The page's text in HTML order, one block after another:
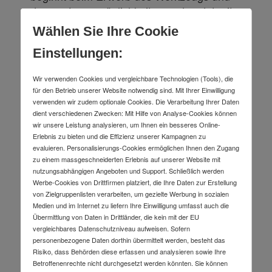
dessen Lagermöglichkeiten und endet mit
der richtigen Ausrüstung für Pflege und
Produkten, die den Werkstattbedarf
Werkzeug schließlich für den nächsten Tag
arbeitstauglich gemacht werden, um so
möglichst lange gute Dienste leisten zu
können. Zu dem typischen
STIER Werkstattbedarfgehören
hauptsächlich Produkte zum Ölen,
Schmieren und Fetten, Reinigen und
Warten.
STIER bietet ein umfangreiches Sortiment
an qualitätsvollen Produkten für den
Werkstattbedarf, hauptsächlich in Form von
Wählen Sie Ihre Cookie
Einstellungen:
Wir verwenden Cookies und vergleichbare Technologien (Tools), die
für den Betrieb unserer Website notwendig sind. Mit Ihrer Einwilligung
verwenden wir zudem optionale Cookies. Die Verarbeitung Ihrer Daten
dient verschiedenen Zwecken: Mit Hilfe von Analyse-Cookies können
wir unsere Leistung analysieren, um Ihnen ein besseres Online-
Erlebnis zu bieten und die Effizienz unserer Kampagnen zu
evaluieren. Personalisierungs-Cookies ermöglichen Ihnen den Zugang
zu einem massgeschneiderten Erlebnis auf unserer Website mit
nutzungsabhängigen Angeboten und Support. Schließlich werden
Werbe-Cookies von Drittfirmen platziert, die Ihre Daten zur Erstellung
von Zielgruppenlisten verarbeiten, um gezielte Werbung in sozialen
Medien und im Internet zu liefern Ihre Einwilligung umfasst auch die
Übermittlung von Daten in Drittländer, die kein mit der EU
vergleichbares Datenschutzniveau aufweisen. Sofern
personenbezogene Daten dorthin übermittelt werden, besteht das
Risiko, dass Behörden diese erfassen und analysieren sowie Ihre
Betroffenenrechte nicht durchgesetzt werden könnten. Sie können